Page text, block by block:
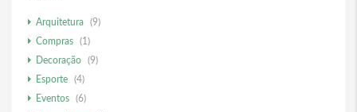
Arquitetura
(9)
Compras
(1)
Decoração
(9)
Esporte
(4)
Eventos
(6)